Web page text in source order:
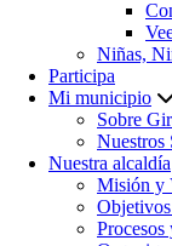
Niñas,
Participa
Mi municipio
Sobre
Nuestros
Nuestra alcaldía
Misión y